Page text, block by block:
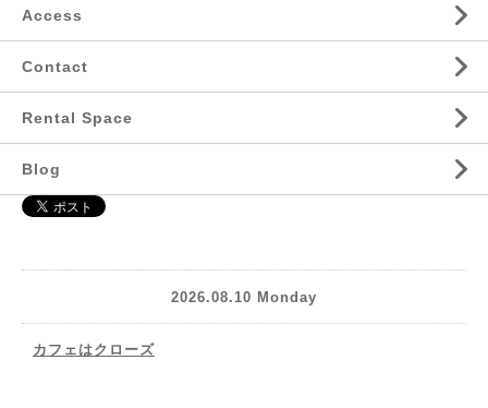
Access
Contact
Rental Space
Blog
2026.08.10 Monday
カフェはクローズ